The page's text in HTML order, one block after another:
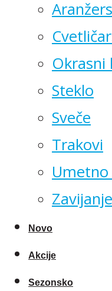
Okrasni
Steklo
Sveče
Trakovi
Novo
Akcije
Sezonsko